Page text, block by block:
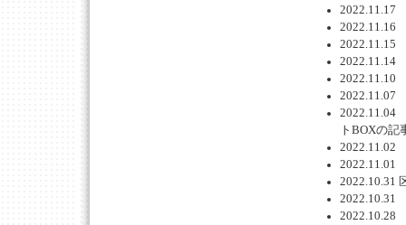
2022.11.17
2022.11.16
2022.11.15
2022.11.14
2022.11.10
2022.11.07
2022.11.04
トBOXの記
2022.11.02
2022.11.01
2022.10.31
2022.10.31
2022.10.28